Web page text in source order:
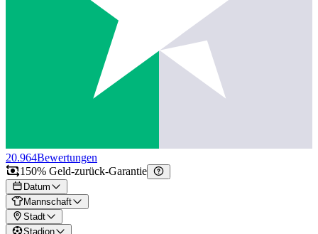
20.964Bewertungen
150% Geld-zurück-Garantie
Datum
Mannschaft
Stadt
Stadion